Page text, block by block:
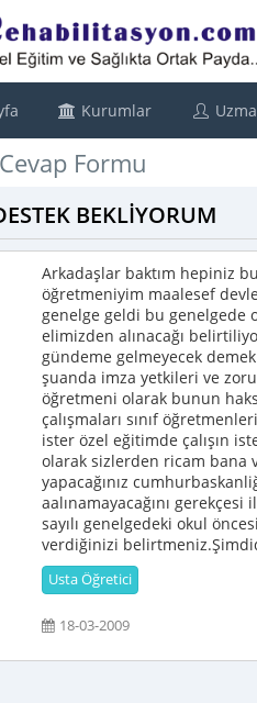
Kurumlar
Formu
BEKLİYORUM
Arkadaşlar baktım hepiniz
öğretmeniyim maalesef
genelge geldi bu genelgede
elimizden alınacağı
gündeme gelmeyecek
şuanda imza yetkileri ve
öğretmeni olarak bunun
çalışmaları sınıf
ister özel eğitimde çalışın
olarak sizlerden ricam bana
yapacağınız
aalınamayacağını gerekçesi
sayılı genelgedeki okul
verdiğinizi
Usta Öğretici
18-03-2009